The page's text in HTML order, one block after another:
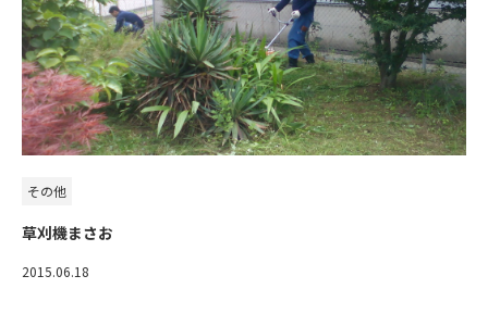
その他
草刈機まさお
2015.06.18